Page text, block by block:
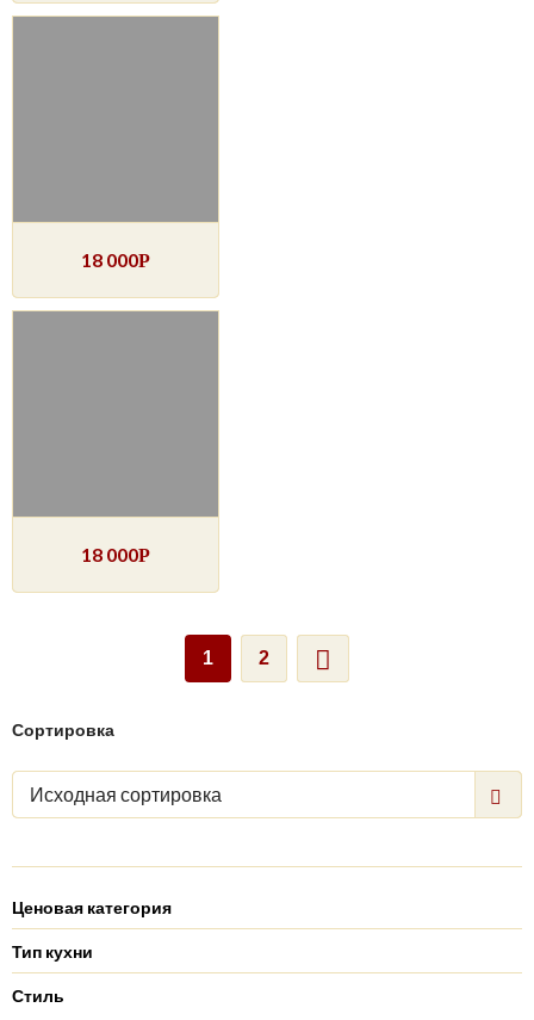
18 000Р
18 000Р
1 2
Сортировка
Исходная сортировка
Ценовая категория
Тип кухни
Стиль